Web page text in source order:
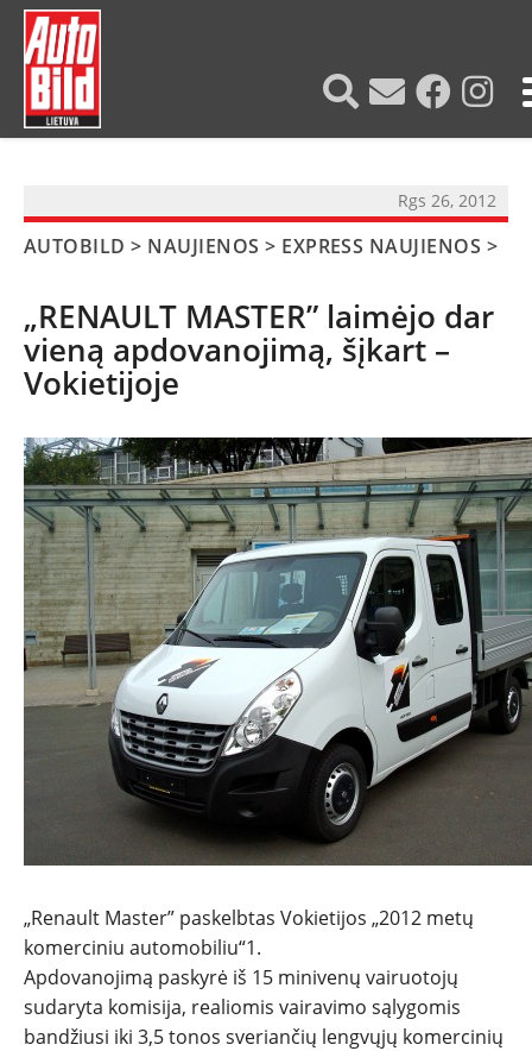
NAUJIENOS
TESTAI
NAUJI
NAUDOTI
SPORTAS
PATARIMAI
Rgs 26, 2012
AUTOBILD > NAUJIENOS > EXPRESS NAUJIENOS >
„RENAULT MASTER” laimėjo dar
vieną apdovanojimą, šįkart –
Vokietijoje
„Renault Master” paskelbtas Vokietijos „2012 metų
komerciniu automobiliu“1.
Apdovanojimą paskyrė iš 15 minivenų vairuotojų
sudaryta komisija, realiomis vairavimo sąlygomis
bandžiusi iki 3,5 tonos sveriančių lengvųjų komercinių